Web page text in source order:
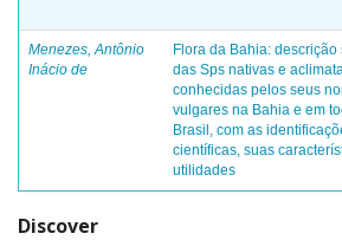
Menezes, Antônio
Inácio de
Flora da Bahia: descrição
das Sps nativas e
conhecidas pelos seus
vulgares na Bahia e em
Brasil, com as
científicas, suas
utilidades
Discover